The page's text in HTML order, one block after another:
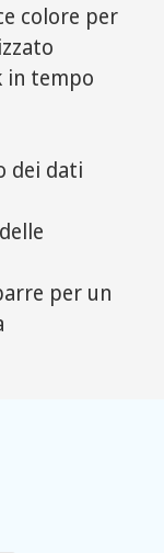
colore per
in tempo
dei dati
per un